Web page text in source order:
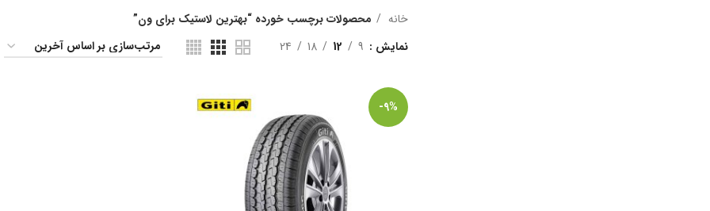
خانه
محصولات برچسب خورده “بهترین لاستیک برای ون”
نمایش
9
12
18
24
-9%